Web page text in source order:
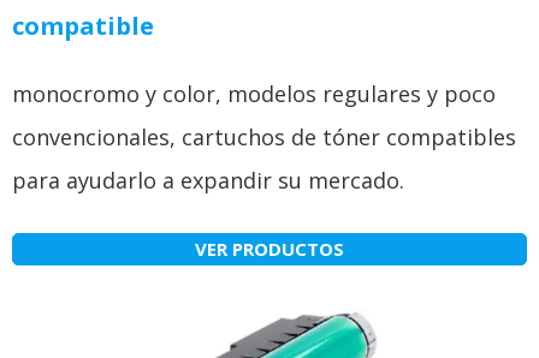
compatible
monocromo y color, modelos regulares y poco
convencionales, cartuchos de tóner compatibles
para ayudarlo a expandir su mercado.
VER PRODUCTOS